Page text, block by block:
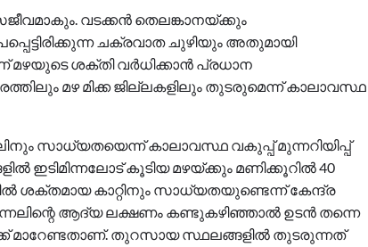
വടക്കൻ തെലങ്കാനയ്‌ക്കും
ചക്രവാത ചുഴിയും അതുമായി
മഴയുടെ ശക്തി വർധിക്കാൻ പ്രധാന
മഴ മിക്ക ജില്ലകളിലും തുടരുമെന്ന് കാലാവസ്ഥ
സാധ്യതയെന്ന് കാലാവസ്ഥ വകുപ്പ് മുന്നറിയിപ്പ്
ഇടിമിന്നലോട് കൂടിയ മഴയ്‌ക്കും മണിക്കൂറിൽ 40
ശക്തമായ കാറ്റിനും സാധ്യതയുണ്ടെന്ന് കേന്ദ്ര
ആദ്യ ലക്ഷണം കണ്ടുകഴിഞ്ഞാൽ ഉടൻ തന്നെ
മാറേണ്ടതാണ്. തുറസായ സ്ഥലങ്ങളിൽ തുടരുന്നത്